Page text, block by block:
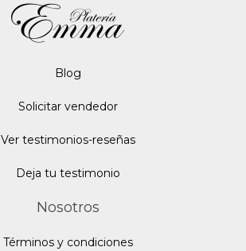
Blog
Solicitar vendedor
Ver testimonios-reseñas
Deja tu testimonio
Nosotros
Términos y condiciones